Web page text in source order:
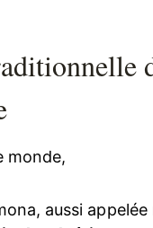
monde,
aussi appelée